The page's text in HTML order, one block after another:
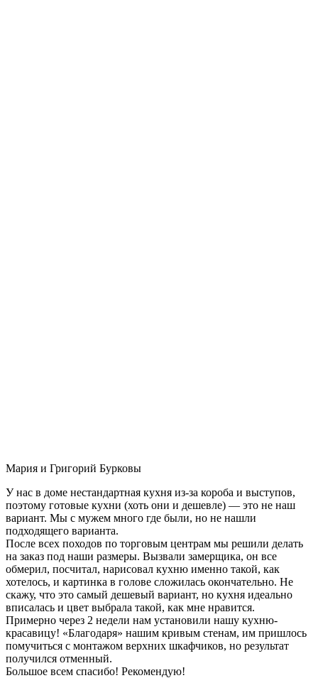
Мария и Григорий Бурковы
У нас в доме нестандартная кухня из-за короба и выступов,
поэтому готовые кухни (хоть они и дешевле) — это не наш
вариант. Мы с мужем много где были, но не нашли
подходящего варианта.
После всех походов по торговым центрам мы решили делать
на заказ под наши размеры. Вызвали замерщика, он все
обмерил, посчитал, нарисовал кухню именно такой, как
хотелось, и картинка в голове сложилась окончательно. Не
скажу, что это самый дешевый вариант, но кухня идеально
вписалась и цвет выбрала такой, как мне нравится.
Примерно через 2 недели нам установили нашу кухню-
красавицу! «Благодаря» нашим кривым стенам, им пришлось
помучиться с монтажом верхних шкафчиков, но результат
получился отменный.
Большое всем спасибо! Рекомендую!